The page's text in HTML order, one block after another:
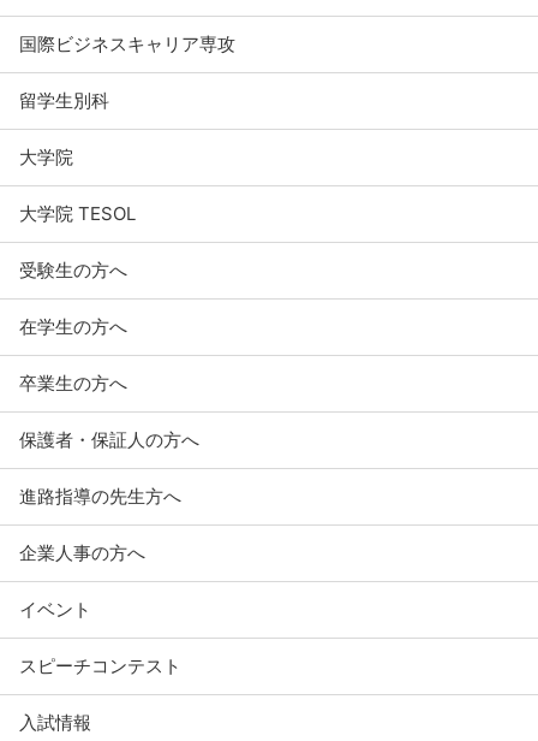
国際ビジネスキャリア専攻
留学生別科
大学院
大学院 TESOL
受験生の方へ
在学生の方へ
卒業生の方へ
保護者・保証人の方へ
進路指導の先生方へ
企業人事の方へ
イベント
スピーチコンテスト
入試情報